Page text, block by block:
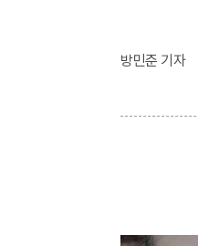
방민준 기자